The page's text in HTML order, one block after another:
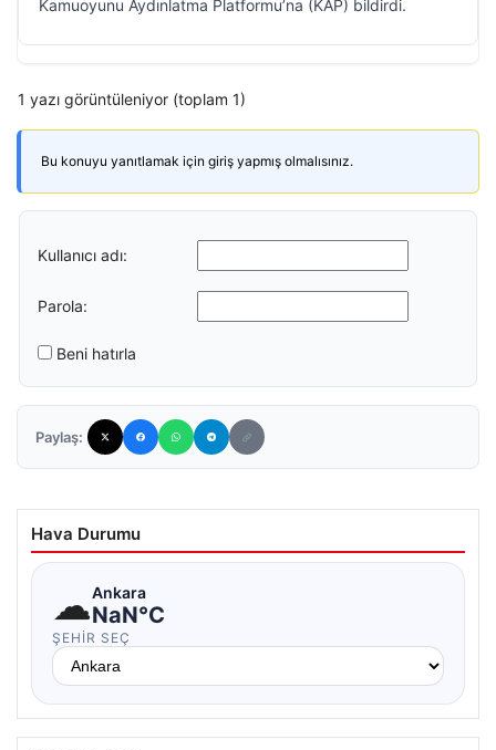
Kamuoyunu Aydınlatma Platformu’na (KAP) bildirdi.
1 yazı görüntüleniyor (toplam 1)
Bu konuyu yanıtlamak için giriş yapmış olmalısınız.
Kullanıcı adı:
Parola:
Beni hatırla
Paylaş:
Hava Durumu
☁Ankara
NaN°C
ŞEHIR SEÇ